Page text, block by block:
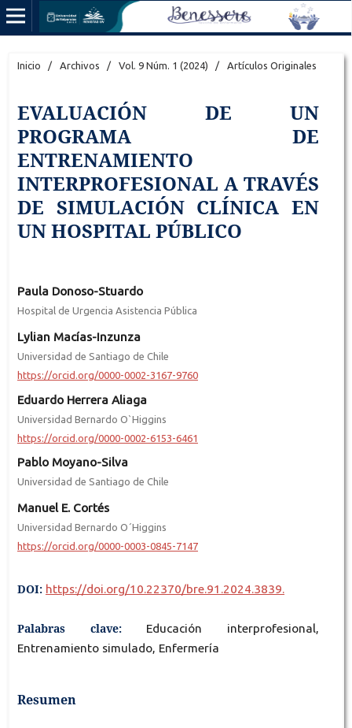
Inicio / Archivos / Vol. 9 Núm. 1 (2024) / Artículos Originales
EVALUACIÓN DE UN
PROGRAMA DE
ENTRENAMIENTO
INTERPROFESIONAL A TRAVÉS
DE SIMULACIÓN CLÍNICA EN
UN HOSPITAL PÚBLICO
Paula Donoso-Stuardo
Hospital de Urgencia Asistencia Pública
Lylian Macías-Inzunza
Universidad de Santiago de Chile
https://orcid.org/0000-0002-3167-9760
Eduardo Herrera Aliaga
Universidad Bernardo O`Higgins
https://orcid.org/0000-0002-6153-6461
Pablo Moyano-Silva
Universidad de Santiago de Chile
Manuel E. Cortés
Universidad Bernardo O´Higgins
https://orcid.org/0000-0003-0845-7147
DOI: https://doi.org/10.22370/bre.91.2024.3839.
Palabras clave: Educación interprofesional,
Entrenamiento simulado, Enfermería
Resumen